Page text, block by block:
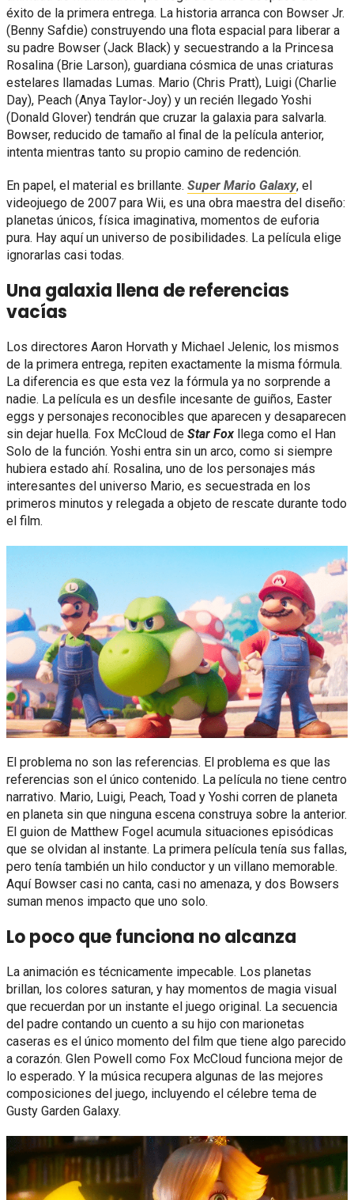
éxito de la primera entrega. La historia arranca con Bowser Jr.
(Benny Safdie) construyendo una flota espacial para liberar a
su padre Bowser (Jack Black) y secuestrando a la Princesa
Rosalina (Brie Larson), guardiana cósmica de unas criaturas
estelares llamadas Lumas. Mario (Chris Pratt), Luigi (Charlie
Day), Peach (Anya Taylor-Joy) y un recién llegado Yoshi
(Donald Glover) tendrán que cruzar la galaxia para salvarla.
Bowser, reducido de tamaño al final de la película anterior,
intenta mientras tanto su propio camino de redención.
En papel, el material es brillante. Super Mario Galaxy, el
videojuego de 2007 para Wii, es una obra maestra del diseño:
planetas únicos, física imaginativa, momentos de euforia
pura. Hay aquí un universo de posibilidades. La película elige
ignorarlas casi todas.
Una galaxia llena de referencias
vacías
Los directores Aaron Horvath y Michael Jelenic, los mismos
de la primera entrega, repiten exactamente la misma fórmula.
La diferencia es que esta vez la fórmula ya no sorprende a
nadie. La película es un desfile incesante de guiños, Easter
eggs y personajes reconocibles que aparecen y desaparecen
sin dejar huella. Fox McCloud de Star Fox llega como el Han
Solo de la función. Yoshi entra sin un arco, como si siempre
hubiera estado ahí. Rosalina, uno de los personajes más
interesantes del universo Mario, es secuestrada en los
primeros minutos y relegada a objeto de rescate durante todo
el film.
El problema no son las referencias. El problema es que las
referencias son el único contenido. La película no tiene centro
narrativo. Mario, Luigi, Peach, Toad y Yoshi corren de planeta
en planeta sin que ninguna escena construya sobre la anterior.
El guion de Matthew Fogel acumula situaciones episódicas
que se olvidan al instante. La primera película tenía sus fallas,
pero tenía también un hilo conductor y un villano memorable.
Aquí Bowser casi no canta, casi no amenaza, y dos Bowsers
suman menos impacto que uno solo.
Lo poco que funciona no alcanza
La animación es técnicamente impecable. Los planetas
brillan, los colores saturan, y hay momentos de magia visual
que recuerdan por un instante el juego original. La secuencia
del padre contando un cuento a su hijo con marionetas
caseras es el único momento del film que tiene algo parecido
a corazón. Glen Powell como Fox McCloud funciona mejor de
lo esperado. Y la música recupera algunas de las mejores
composiciones del juego, incluyendo el célebre tema de
Gusty Garden Galaxy.